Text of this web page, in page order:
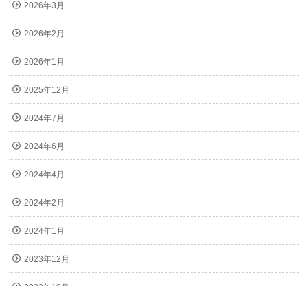
2026年3月
2026年2月
2026年1月
2025年12月
2024年7月
2024年6月
2024年4月
2024年2月
2024年1月
2023年12月